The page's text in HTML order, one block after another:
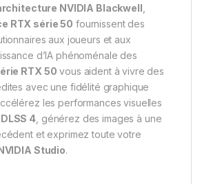
NVIDIA Blackwell
RTX série 50 fournissent des
aux joueurs et aux
d’IA phénoménale des
RTX 50 vous aident à vivre des
avec une fidélité graphique
les performances visuelles
4 , générez des images à une
et exprimez toute votre
Studio.